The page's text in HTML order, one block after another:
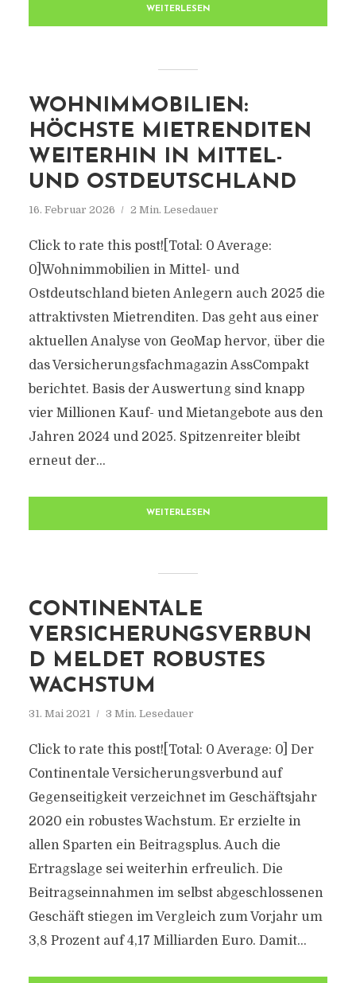
WEITERLESEN
WOHNIMMOBILIEN:
HÖCHSTE MIETRENDITEN
WEITERHIN IN MITTEL-
UND OSTDEUTSCHLAND
16. Februar 2026 2 Min. Lesedauer
Click to rate this post![Total: 0 Average:
0]Wohnimmobilien in Mittel- und
Ostdeutschland bieten Anlegern auch 2025 die
attraktivsten Mietrenditen. Das geht aus einer
aktuellen Analyse von GeoMap hervor, über die
das Versicherungsfachmagazin AssCompakt
berichtet. Basis der Auswertung sind knapp
vier Millionen Kauf- und Mietangebote aus den
Jahren 2024 und 2025. Spitzenreiter bleibt
erneut der...
WEITERLESEN
CONTINENTALE
VERSICHERUNGSVERBUN
D MELDET ROBUSTES
WACHSTUM
31. Mai 2021 3 Min. Lesedauer
Click to rate this post![Total: 0 Average: 0] Der
Continentale Versicherungsverbund auf
Gegenseitigkeit verzeichnet im Geschäftsjahr
2020 ein robustes Wachstum. Er erzielte in
allen Sparten ein Beitragsplus. Auch die
Ertragslage sei weiterhin erfreulich. Die
Beitragseinnahmen im selbst abgeschlossenen
Geschäft stiegen im Vergleich zum Vorjahr um
3,8 Prozent auf 4,17 Milliarden Euro. Damit...